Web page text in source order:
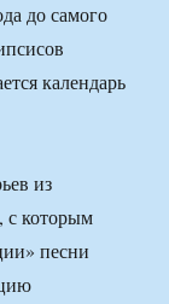
до самого
календарь
из
с которым
песни